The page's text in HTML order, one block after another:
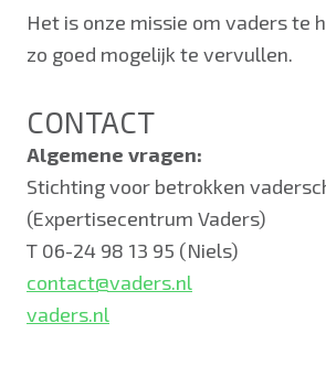
Het is onze missie om vaders te
zo goed mogelijk te vervullen.
CONTACT
Algemene vragen:
Stichting voor betrokken
(Expertisecentrum Vaders)
T 06-24 98 13 95 (Niels)
contact@vaders.nl
vaders.nl